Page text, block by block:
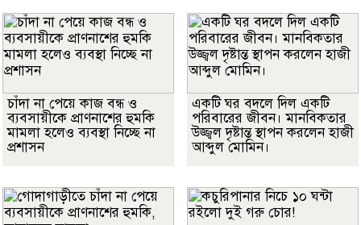
চাঁদা না পেয়ে কাজ বন্ধ ও
ব্যবসায়ীকে প্রাণনাশের হুমকি
মামলা হলেও ব্যবস্থা নিচ্ছে না
প্রশাসন
একটি ঘর বদলে দিল একটি
পরিবারের জীবন। মানবিকতার
উজ্জ্বল দৃষ্টান্ত স্থাপন করলেন হাজী
আব্দুল মোমিন।